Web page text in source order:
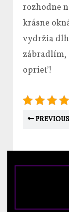
rozhodne
krásne
vydržia
zábradlím,
oprieť!
PREVIOUS